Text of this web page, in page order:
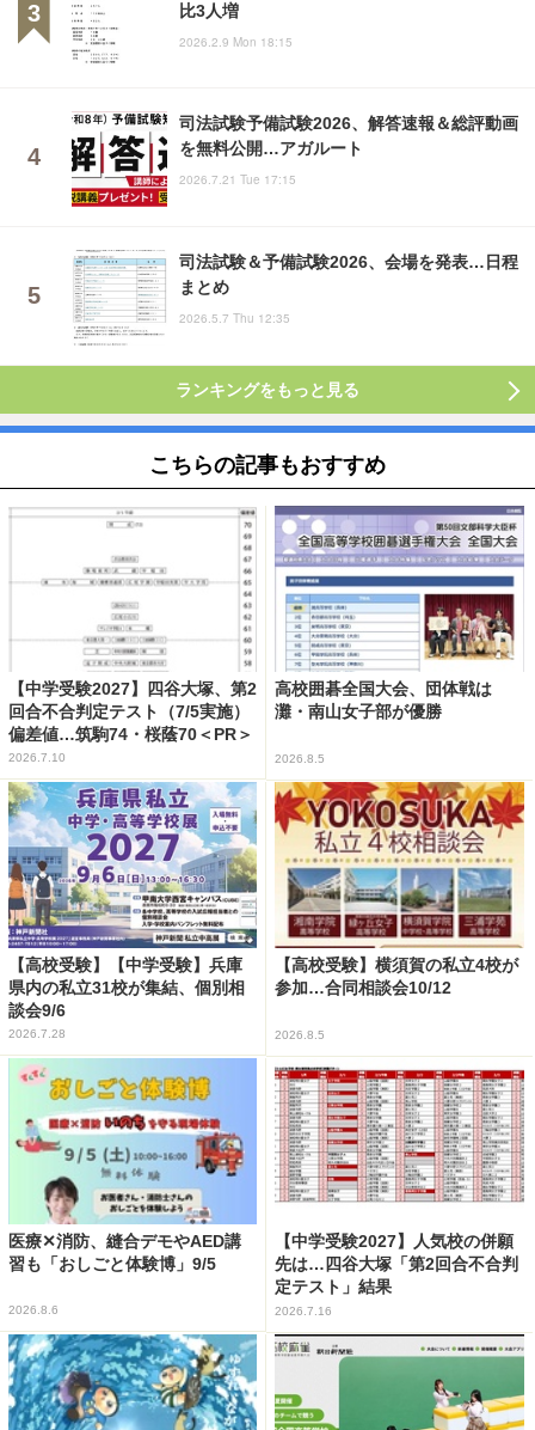
比3人増
2026.2.9 Mon 18:15
司法試験予備試験2026、解答速報＆総評動画
を無料公開…アガルート
2026.7.21 Tue 17:15
司法試験＆予備試験2026、会場を発表…日程
まとめ
2026.5.7 Thu 12:35
ランキングをもっと見る
こちらの記事もおすすめ
【中学受験2027】四谷大塚、第2
回合不合判定テスト（7/5実施）
偏差値…筑駒74・桜蔭70＜PR＞
2026.7.10
高校囲碁全国大会、団体戦は
灘・南山女子部が優勝
2026.8.5
【高校受験】【中学受験】兵庫
県内の私立31校が集結、個別相
談会9/6
2026.7.28
【高校受験】横須賀の私立4校が
参加…合同相談会10/12
2026.8.5
医療✕消防、縫合デモやAED講
習も「おしごと体験博」9/5
2026.8.6
【中学受験2027】人気校の併願
先は…四谷大塚「第2回合不合判
定テスト」結果
2026.7.16